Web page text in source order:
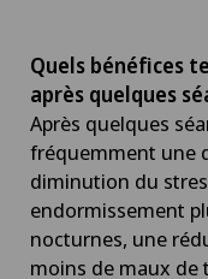
Quels bénéfices
après quelques
Après quelques
fréquemment une
diminution du
endormissement
nocturnes, une
moins de maux